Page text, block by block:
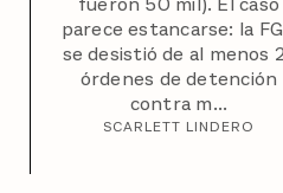
parece estancarse: la
se desistió de al menos
órdenes de detención
contra m...
SCARLETT LINDERO